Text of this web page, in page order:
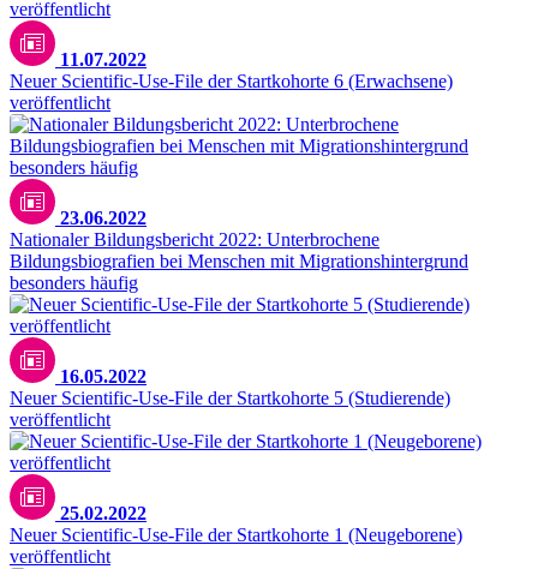
11.07.2022
Neuer Scientific-Use-File der Startkohorte 6 (Erwachsene)
veröffentlicht
23.06.2022
Nationaler Bildungsbericht 2022: Unterbrochene
Bildungsbiografien bei Menschen mit Migrationshintergrund
besonders häufig
16.05.2022
Neuer Scientific-Use-File der Startkohorte 5 (Studierende)
veröffentlicht
25.02.2022
Neuer Scientific-Use-File der Startkohorte 1 (Neugeborene)
veröffentlicht